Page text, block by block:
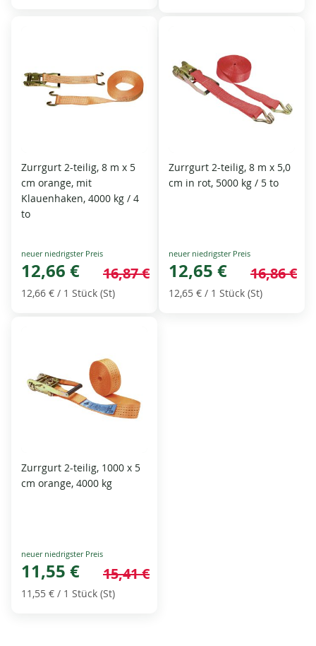
Zurrgurt 2-teilig, 8 m x 5
cm orange, mit
Klauenhaken, 4000 kg / 4
to
Special
Price
12,66 € 16,87 €
12,66 € / 1 Stück (St)
Zurrgurt 2-teilig, 8 m x 5,0
cm in rot, 5000 kg / 5 to
Special
Price
12,65 € 16,86 €
12,65 € / 1 Stück (St)
Zurrgurt 2-teilig, 1000 x 5
cm orange, 4000 kg
Special
Price
11,55 € 15,41 €
11,55 € / 1 Stück (St)